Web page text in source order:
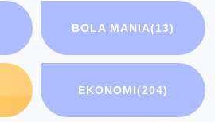
BOLA MANIA(13)
EKONOMI(204)